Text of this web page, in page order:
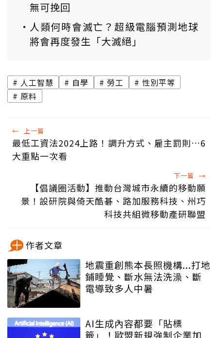
無可挽回
人類何時會滅亡？超級電腦預測地球
將會再度發生「大滅絕」
人工智慧 自學 勞工
性別平等
原料
← 上一篇
最低工資法2024上路！調升方式、雇主罰則…6
大重點一次看
下一篇 →
【倡議圈活動】推動台灣城市永續的移動願
景！設研院與倚天酷碁、路加服務科技、州巧
科技共組微移動產研聯盟
作者文章
地震重創熊本長照機構...打地
鋪睡覺、斷水無法洗澡、斷
電導致多人中暑
AI生成內容都要「貼標
籤」！歐盟新規強制企業加